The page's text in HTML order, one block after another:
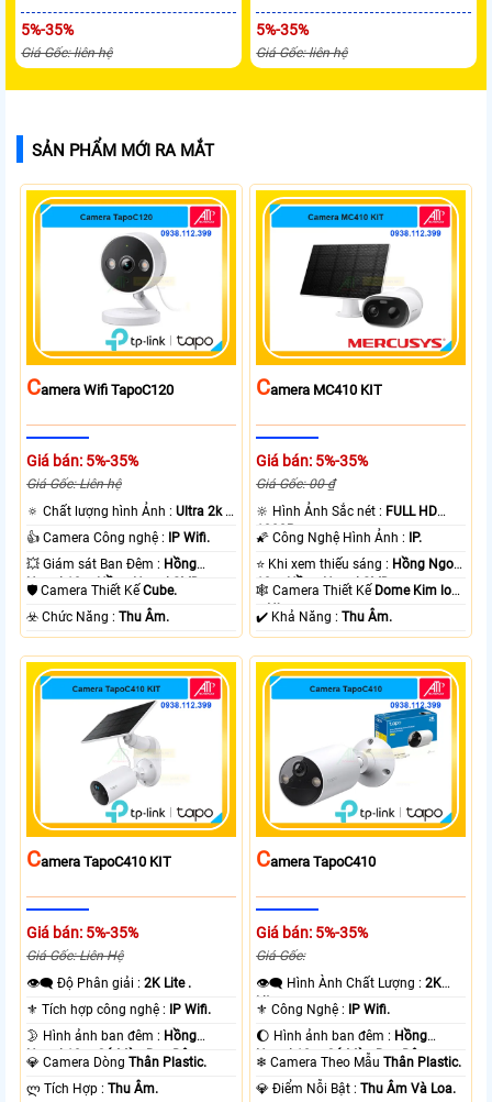
5%-35%
Giá Gốc: liên hệ
5%-35%
Giá Gốc: liên hệ
SẢN PHẨM MỚI RA MẮT
CAmera Wifi TapoC120
Giá bán: 5%-35%
Giá Gốc: Liên hệ
🔅 Chất lượng hình Ảnh :Ultra 2k +
.
👍 Camera Công nghệ :
IP Wifi.
💥 Giám sát Ban Đêm : Hồng
Ngoại 10m Hồng Ngoại SMD.
🛡 Camera Thiết KếCube.
️☣️ Chức Năng :Thu Âm.
CAmera MC410 KIT
Giá bán: 5%-35%
Giá Gốc: 00 ₫
🔆 Hình Ảnh Sắc nét : FULL HD
1080P .
🌠 Công Nghệ Hình Ảnh :
IP.
⭐ Khi xem thiếu sáng : Hồng Ngoại
10m Hồng Ngoại SMD.
🕸️ Camera Thiết Kế Dome Kim loại
+ Nhựa.
️✔️ Khả Năng :Thu Âm.
CAmera TapoC410 KIT
Giá bán: 5%-35%
Giá Gốc: Liên Hệ
👁️‍🗨 Độ Phân giải :2K Lite .
⚜️ Tích hợp công nghệ :
IP Wifi.
🌛 Hình ảnh ban đêm : Hồng
Ngoại 10m Có Màu Ban Ðêm.
💎 Camera DòngThân Plastic.
️ლ Tích Hợp :Thu Âm.
CAmera TapoC410
Giá bán: 5%-35%
Giá Gốc:
👁️‍🗨 Hình Ành Chất Lượng :2K
Lite .
⚜️ Công Nghệ :
IP Wifi.
🌔 Hình ảnh ban đêm : Hồng
Ngoại 10m Có Màu Ban Ðêm.
❄ Camera Theo MẫuThân Plastic.
️💎 Điểm Nỗi Bật :Thu Âm Và Loa.